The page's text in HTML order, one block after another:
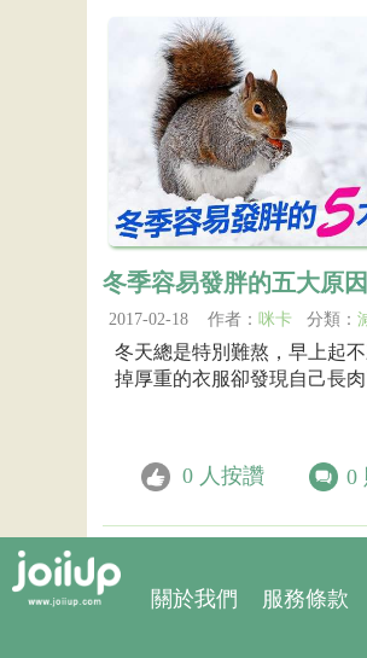
冬季容易發胖的五大原因
2017-02-18 作者： 咪卡 分類：
冬天總是特別難熬，早上起
掉厚重的衣服卻發現自己長
0 人按讚 0
關於我們 服務條款